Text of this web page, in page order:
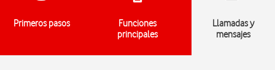
Primeros pasos
Funciones
principales
Llamadas y
mensajes